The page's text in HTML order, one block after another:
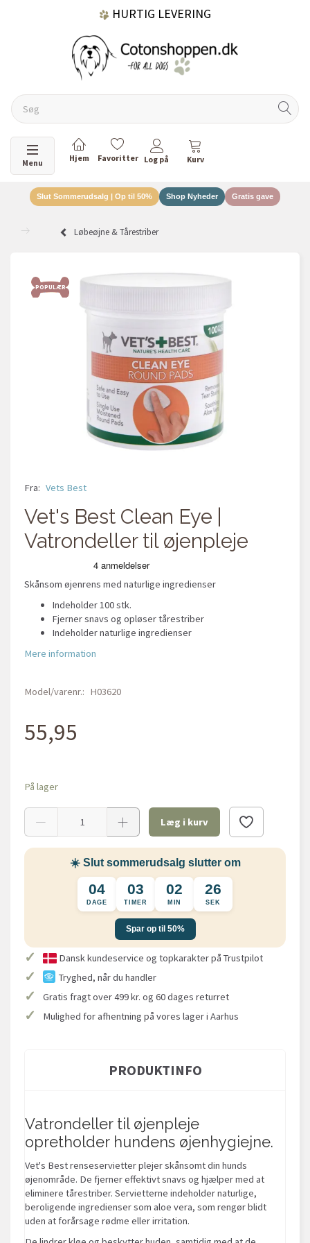
HURTIG LEVERING
60 DAGES RETURRET
Skifte navigation
Menu
Slut Sommerudsalg | Op til 50% Shop Nyheder Gratis gave
Løbeøjne & Tårestriber
POPULÆR
Fra: Vets Best
Vet's Best Clean Eye |
Vatrondeller til øjenpleje
Skånsom øjenrens med naturlige ingredienser
Indeholder 100 stk.
Fjerner snavs og opløser tårestriber
Indeholder naturlige ingredienser
Mere information
Model/varenr.: H03620
55,95
På lager
Læg i kurv
☀️ Slut sommerudsalg slutter om
04
DAGE
03
TIMER
02
MIN
25
SEK
Spar op til 50%
✓ Dansk kundeservice og topkarakter på Trustpilot
✓ Tryghed, når du handler
✓ Gratis fragt over 499 kr. og 60 dages returret
✓ Mulighed for afhentning på vores lager i Aarhus
PRODUKTINFO
Vatrondeller til øjenpleje
opretholder hundens øjenhygiejne.
Vet's Best renseservietter plejer skånsomt din hunds
øjenområde. De fjerner effektivt snavs og hjælper med at
eliminere tårestriber. Servietterne indeholder naturlige,
beroligende ingredienser som aloe vera, som rengør blidt
uden at forårsage rødme eller irritation.